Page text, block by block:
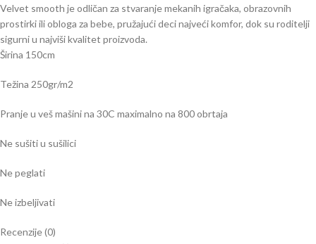
Velvet smooth je odličan za stvaranje mekanih igračaka, obrazovnih
prostirki ili obloga za bebe, pružajući deci najveći komfor, dok su roditelji
sigurni u najviši kvalitet proizvoda.
Širina 150cm
Težina 250gr/m2
Pranje u veš mašini na 30C maximalno na 800 obrtaja
Ne sušiti u sušilici
Ne peglati
Ne izbeljivati
Recenzije (0)